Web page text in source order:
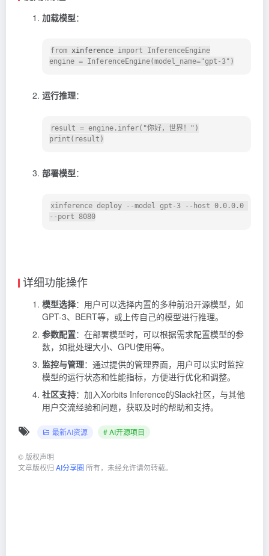
加载模型：
from xinference import InferenceEngine
engine = InferenceEngine(model_name="gpt-3"
运行推理：
result = engine.infer( "你好，世界！"
print
部署模型：
xinference deploy --model gpt-3 --host 0.0.0.0
详细功能操作
模型选择：用户可以选择内置的多种前沿开源模型，如
GPT-3、BERT等，或上传自己的模型进行推理。
参数配置：在部署模型时，可以根据需求配置模型的参
数，如批处理大小、GPU使用等。
监控与管理：通过提供的管理界面，用户可以实时监控
模型的运行状态和性能指标，方便进行优化和调整。
社区支持：加入Xorbits Inference的Slack社区，与其他
用户交流经验和问题，获取及时的帮助和支持。
最新AI资源 # AI开源项目
© 版权声明
文章版权归 AI分享圈 所有，未经允许请勿转载。